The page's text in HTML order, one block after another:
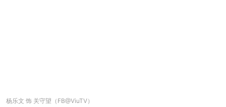
杨乐文 饰 关守望（FB@ViuTV）